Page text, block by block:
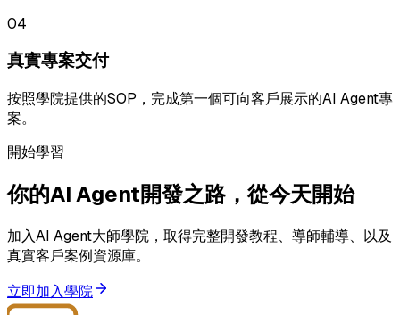
04
真實專案交付
按照學院提供的SOP，完成第一個可向客戶展示的AI Agent專
案。
開始學習
你的AI Agent開發之路，從今天開始
加入AI Agent大師學院，取得完整開發教程、導師輔導、以及
真實客戶案例資源庫。
立即加入學院